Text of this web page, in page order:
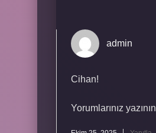
admin
Cihan!
Yorumlarınız yazının